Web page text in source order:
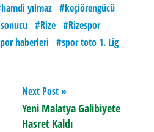
hamdi yılmaz
keçiörengücü
Rize
Rizespor
haberleri
spor toto 1. Lig
Next Post
Yeni Malatya Galibiyete
Hasret Kaldı